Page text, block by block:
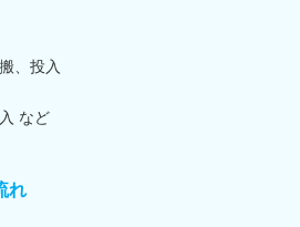
、投入
など
れ